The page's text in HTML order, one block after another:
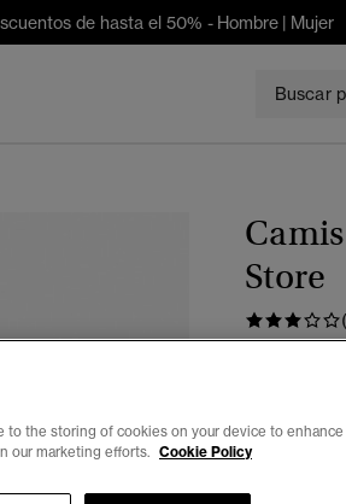
de hasta el 50% - Hombre | Mujer
Store
to the storing of cookies on your device to
our marketing efforts. Cookie Policy